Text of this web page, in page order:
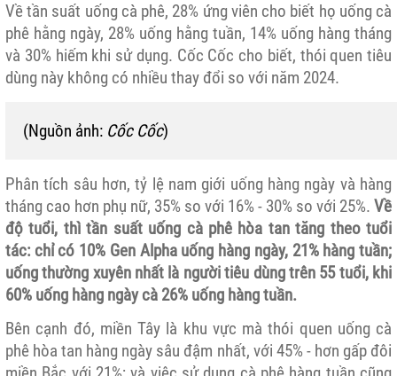
Về tần suất uống cà phê, 28% ứng viên cho biết họ uống cà
phê hằng ngày, 28% uống hằng tuần, 14% uống hàng tháng
và 30% hiếm khi sử dụng. Cốc Cốc cho biết, thói quen tiêu
dùng này không có nhiều thay đổi so với năm 2024.
(Nguồn ảnh: Cốc Cốc)
Phân tích sâu hơn, tỷ lệ nam giới uống hàng ngày và hàng
tháng cao hơn phụ nữ, 35% so với 16% - 30% so với 25%. Về
độ tuổi, thì tần suất uống cà phê hòa tan tăng theo tuổi
tác: chỉ có 10% Gen Alpha uống hàng ngày, 21% hàng tuần;
uống thường xuyên nhất là người tiêu dùng trên 55 tuổi, khi
60% uống hàng ngày cà 26% uống hàng tuần.
Bên cạnh đó, miền Tây là khu vực mà thói quen uống cà
phê hòa tan hàng ngày sâu đậm nhất, với 45% - hơn gấp đôi